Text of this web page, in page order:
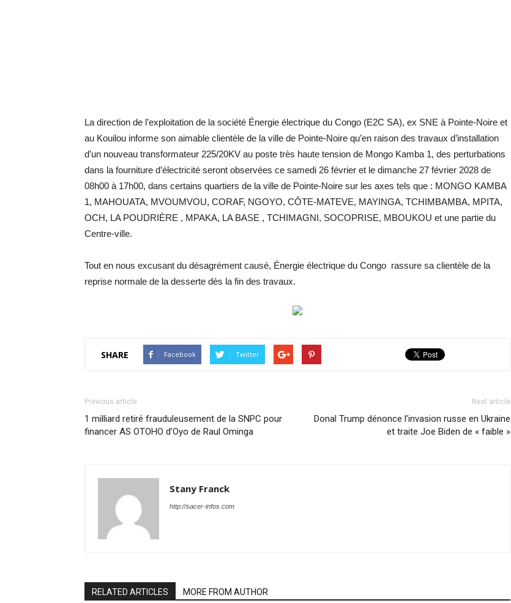
La direction de l’exploitation de la société Énergie électrique du Congo (E2C SA), ex SNE à Pointe-Noire et
au Kouilou informe son aimable clientèle de la ville de Pointe-Noire qu’en raison des travaux d’installation
d’un nouveau transformateur 225/20KV au poste très haute tension de Mongo Kamba 1, des perturbations
dans la fourniture d’électricité seront observées ce samedi 26 février et le dimanche 27 février 2028 de
08h00 à 17h00, dans certains quartiers de la ville de Pointe-Noire sur les axes tels que : MONGO KAMBA
1, MAHOUATA, MVOUMVOU, CORAF, NGOYO, CÔTE-MATEVE, MAYINGA, TCHIMBAMBA, MPITA,
OCH, LA POUDRIÈRE , MPAKA, LA BASE , TCHIMAGNI, SOCOPRISE, MBOUKOU et une partie du
Centre-ville.
Tout en nous excusant du désagrément causé, Énergie électrique du Congo rassure sa clientèle de la
reprise normale de la desserte dès la fin des travaux.
SHARE Facebook Twitter
Previous article
1 milliard retiré frauduleusement de la SNPC pour
financer AS OTOHO d’Oyo de Raul Ominga
Next article
Donal Trump dénonce l’invasion russe en Ukraine
et traite Joe Biden de « faible »
Stany Franck
http://sacer-infos.com
RELATED ARTICLES MORE FROM AUTHOR